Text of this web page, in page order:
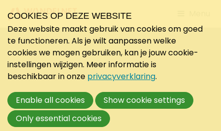
to
COOKIES OP DEZE WEBSITE
Deze website maakt gebruik van cookies om goed
te functioneren. Als je wilt aanpassen welke
cookies we mogen gebruiken, kan je jouw cookie-
instellingen wijzigen. Meer informatie is
beschikbaar in onze privacyverklaring.
Enable all cookies
Show cookie settings
Only essential cookies